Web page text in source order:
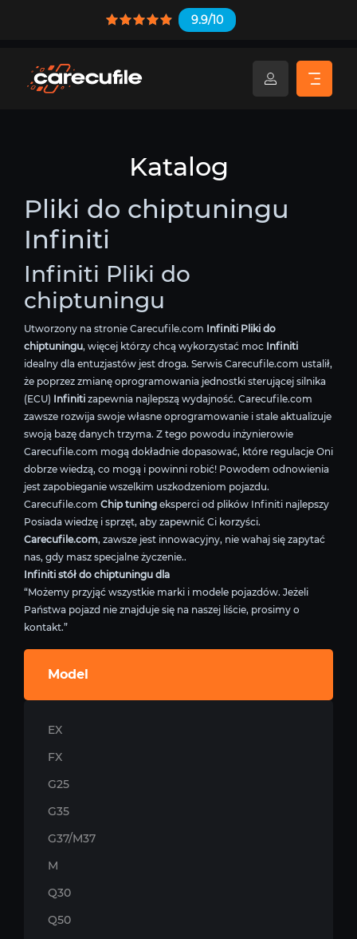
9.9/10
Katalog
Pliki do chiptuningu
Infiniti
Infiniti Pliki do
chiptuningu
Utworzony na stronie Carecufile.com Infiniti Pliki do
chiptuningu, więcej którzy chcą wykorzystać moc Infiniti
idealny dla entuzjastów jest droga. Serwis Carecufile.com ustalił,
że poprzez zmianę oprogramowania jednostki sterującej silnika
(ECU) Infiniti zapewnia najlepszą wydajność. Carecufile.com
zawsze rozwija swoje własne oprogramowanie i stale aktualizuje
swoją bazę danych trzyma. Z tego powodu inżynierowie
Carecufile.com mogą dokładnie dopasować, które regulacje Oni
dobrze wiedzą, co mogą i powinni robić! Powodem odnowienia
jest zapobieganie wszelkim uszkodzeniom pojazdu.
Carecufile.com Chip tuning eksperci od plików Infiniti najlepszy
Posiada wiedzę i sprzęt, aby zapewnić Ci korzyści.
Carecufile.com, zawsze jest innowacyjny, nie wahaj się zapytać
nas, gdy masz specjalne życzenie..
Infiniti stół do chiptuningu dla
“Możemy przyjąć wszystkie marki i modele pojazdów. Jeżeli
Państwa pojazd nie znajduje się na naszej liście, prosimy o
kontakt.”
Model
EX
FX
G25
G35
G37/M37
M
Q30
Q50